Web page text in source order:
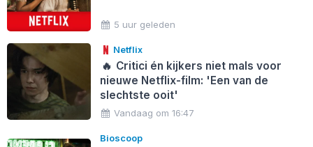
5 uur geleden
Netflix
🔥 Critici én kijkers niet mals voor
nieuwe Netflix-film: 'Een van de
slechtste ooit'
Vandaag om 16:47
Bioscoop